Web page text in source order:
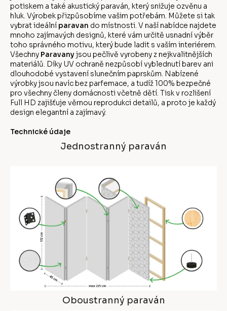
potiskem a také akustický paraván, který snižuje ozvěnu a
hluk. Výrobek přizpůsobíme vašim potřebám. Můžete si tak
vybrat ideální paravan do místnosti. V naší nabídce najdete
mnoho zajímavých designů, které vám určitě usnadní výběr
toho správného motivu, který bude ladit s vaším interiérem.
Všechny Paravanyjsou pečlivě vyrobeny z nejkvalitnějších
materiálů. Díky UV ochraně nezpůsobí vyblednutí barev ani
dlouhodobé vystavení slunečním paprskům. Nabízené
výrobky jsou navíc bez parfemace, a tudíž 100% bezpečné
pro všechny členy domácnosti včetně dětí. Tisk v rozlišení
Full HD zajišťuje věrnou reprodukci detailů, a proto je každý
design elegantní a zajímavý.
Technické údaje
Jednostranný paraván
Oboustranný paraván